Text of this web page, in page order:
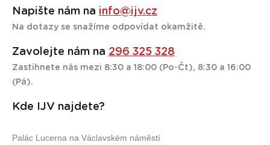
Popovídáme si, rozebereme vaše připomínky a když se
domluvíme, přesuneme vás do jiného kurzu nebo nabídneme
přidáme nějaký dárek jako naši omluvu.
obchodech.
Napište nám na info@ijv.cz
Na dotazy se snažíme odpovídat okamžitě.
Zavolejte nám na 296 325 328
Zastihnete nás mezi 8:30 a 18:00 (Po-Čt), 8:30 a 16:00
(Pá).
Kde IJV najdete?
Palác Lucerna na Václavském náměstí